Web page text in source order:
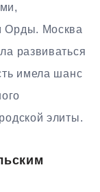
Орды. Москва
развиваться
имела шанс
элиты.